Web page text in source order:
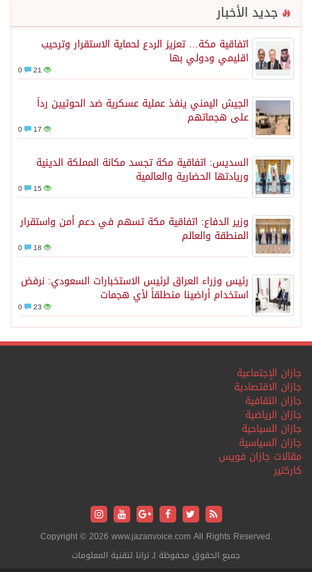
جديد الأخبار
اتفاقية مكة… تعزيز الردع لحماية الاستقرار وترحيب
اقليمي ودولي بها
21
الجيش اليمني ينفذ عملية عسكرية ضد الحوثيين رداً
على هجماتهم
17
السديس: اتفاقية مكة تجسد مكانة المملكة الدينية
وريادتها الحضارية والعالمية
15
وزير الدفاع: اتفاقية مكة تسهم في دعم أمن واستقرار
المنطقة والعالم
18
رئيس وزراء العراق لرئيس الاستخبارات السعودي: نرفض
استخدام أراضينا منطلقاً لأي هجمات
23
جازان الإجتماعية
جازان الاقتصادية
جازان الثقافية
جازان الرياضية
جازان السياحية
جازان السياسية
مقالات جازان فويس
كاركتير
Copyright © 2026 www.jazanvoice.com All Rights Reserved.
جميع الحقوق محفوظة لـ ترانا لتقنية المعلومات